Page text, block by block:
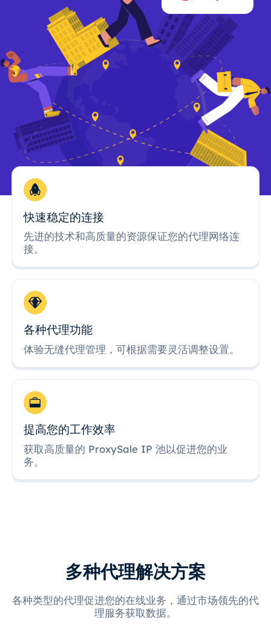
快速稳定的连接
先进的技术和高质量的资源保证您的代理网络连
接。
各种代理功能
体验无缝代理管理，可根据需要灵活调整设置。
提高您的工作效率
获取高质量的 ProxySale IP 池以促进您的业
务。
多种代理解决方案
各种类型的代理促进您的在线业务，通过市场领先的代
理服务获取数据。